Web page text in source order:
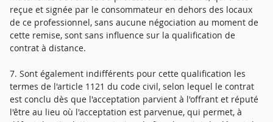
reçue et signée par le consommateur en dehors des locaux
de ce professionnel, sans aucune négociation au moment de
cette remise, sont sans influence sur la qualification de
contrat à distance.
7. Sont également indifférents pour cette qualification les
termes de l'article 1121 du code civil, selon lequel le contrat
est conclu dès que l'acceptation parvient à l'offrant et réputé
l'être au lieu où l'acceptation est parvenue, qui permet, à